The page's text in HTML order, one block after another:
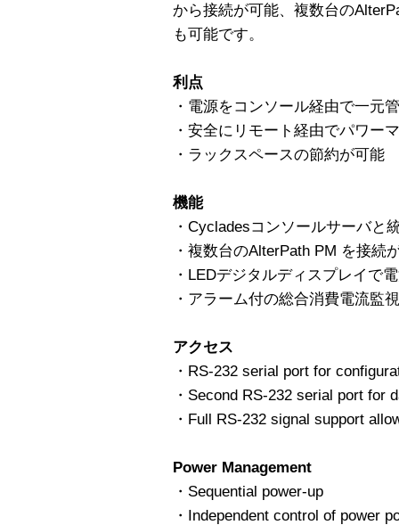
から接続が可能、複数台の
も可能です。
利点
・電源をコンソール経由で一元
・安全にリモート経由でパワー
・ラックスペースの節約が可能
機能
・Cycladesコンソールサーバと
・複数台のAlterPath PM を接続
・LEDデジタルディスプレイで
・アラーム付の総合消費電流監
アクセス
・RS-232 serial port for
・Second RS-232 serial port for
・Full RS-232 signal support
Power Management
・Sequential power-up
・Independent control of power